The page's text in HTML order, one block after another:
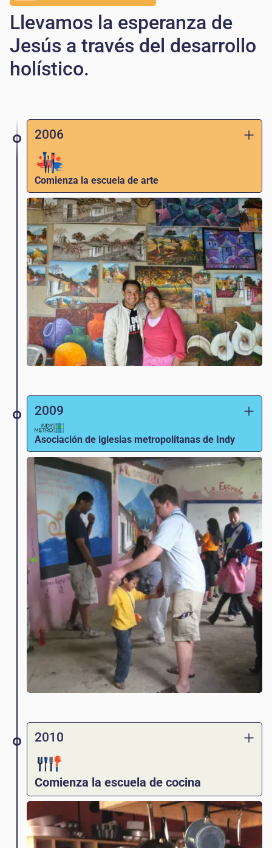
Llevamos la esperanza de
Jesús a través del desarrollo
holístico.
2006
Comienza la escuela de arte
Carlos y Telma López inician una escuela de
arte en su hogar para ayudar a los miembros
de su comunidad a aprender un oficio
especializado y compartir el amor de Jesús.
2009
Asociación de iglesias metropolitanas de Indy
El pastor Aaron Story e Indy Metro Church
visitan Magdalena y comienzan una
asociación con la familia Lopez para apoyar
y expandir su escuela.
2010
Comienza la escuela de cocina
Nuestra escuela culinaria comienza como
una escuela de cocina en la casa de una de
las vecinas de los López, Antonietta, en